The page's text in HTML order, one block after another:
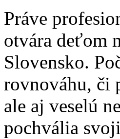
Práve
otvára deťom
Slovensko.
rovnováhu, či
ale aj veselú
pochvália